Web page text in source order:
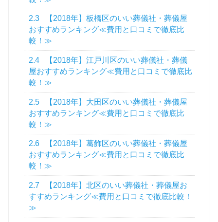
2.3
【2018年】板橋区のいい葬儀社・葬儀屋
おすすめランキング≪費用と口コミで徹底比
較！≫
2.4
【2018年】江戸川区のいい葬儀社・葬儀
屋おすすめランキング≪費用と口コミで徹底比
較！≫
2.5
【2018年】大田区のいい葬儀社・葬儀屋
おすすめランキング≪費用と口コミで徹底比
較！≫
2.6
【2018年】葛飾区のいい葬儀社・葬儀屋
おすすめランキング≪費用と口コミで徹底比
較！≫
2.7
【2018年】北区のいい葬儀社・葬儀屋お
すすめランキング≪費用と口コミで徹底比較！
≫